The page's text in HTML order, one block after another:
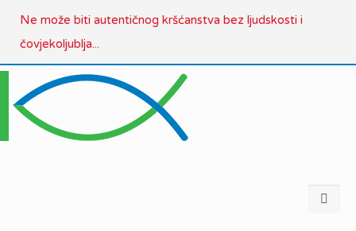
Ne može biti autentičnog kršćanstva bez ljudskosti i
čovjekoljublja...